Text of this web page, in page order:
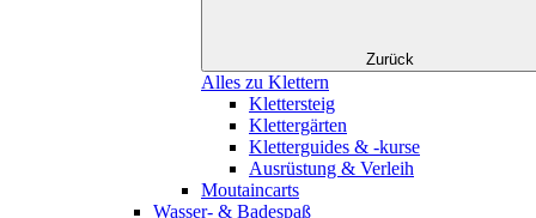
Zurück
Alles zu Klettern
Klettersteig
Klettergärten
Kletterguides & -kurse
Ausrüstung & Verleih
Moutaincarts
Wasser- & Badespaß